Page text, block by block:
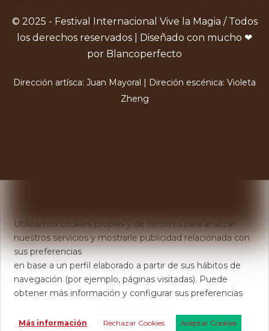
© 2025 - Festival Internacional Vive la Magia / Todos
los derechos reservados | Diseñado con mucho ❤
por Blancoperfecto
Dirección artísca: Juan Mayoral | Direción escénica: Violeta
Zheng
Utilizamos cookies propias y de terceros para analizar
nuestros servicios y mostrarle publicidad relacionada con
sus preferencias
en base a un perfil elaborado a partir de sus hábitos de
navegación (por ejemplo, páginas visitadas). Puede
obtener más información y configurar sus preferencias
Más información Rechazar Cookies
Aceptar Cookies